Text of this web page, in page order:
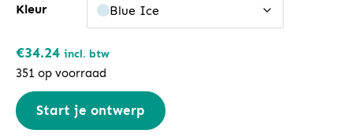
Kleur Blue Ice
€34.24 incl. btw
351 op voorraad
Stella
Nora
Start je ontwerp